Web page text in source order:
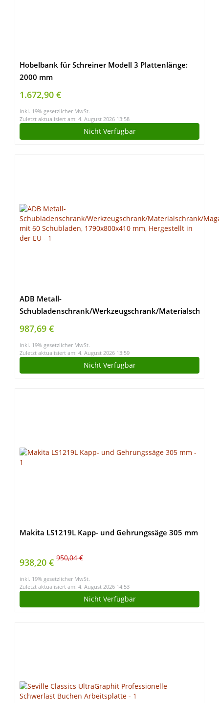
Hobelbank für Schreiner Modell 3 Plattenlänge:
2000 mm
1.672,90 €
inkl. 19% gesetzlicher MwSt.
Zuletzt aktualisiert am: 4. August 2026 13:58
Nicht Verfügbar
ADB Metall-
Schubladenschrank/Werkzeugschrank/
mit 60 Schubladen, 1790x800x410 mm, Hergestellt
in der EU
987,69 €
inkl. 19% gesetzlicher MwSt.
Zuletzt aktualisiert am: 4. August 2026 13:59
Nicht Verfügbar
Makita LS1219L Kapp- und Gehrungssäge 305 mm
938,20 € 950,04 €
inkl. 19% gesetzlicher MwSt.
Zuletzt aktualisiert am: 4. August 2026 14:53
Nicht Verfügbar